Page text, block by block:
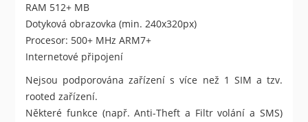
RAM 512+ MB
Dotyková obrazovka (min. 240x320px)
Procesor: 500+ MHz ARM7+
Internetové připojení
Nejsou podporována zařízení s více než 1 SIM a tzv.
rooted zařízení.
Některé funkce (např. Anti-Theft a Filtr volání a SMS)